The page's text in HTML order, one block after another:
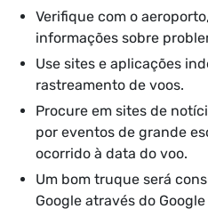
Verifique com o
informações sobre
Use sites e aplicações
rastreamento de voos.
Procure em sites de
por eventos de grande
ocorrido à data do voo.
Um bom truque será
Google através do